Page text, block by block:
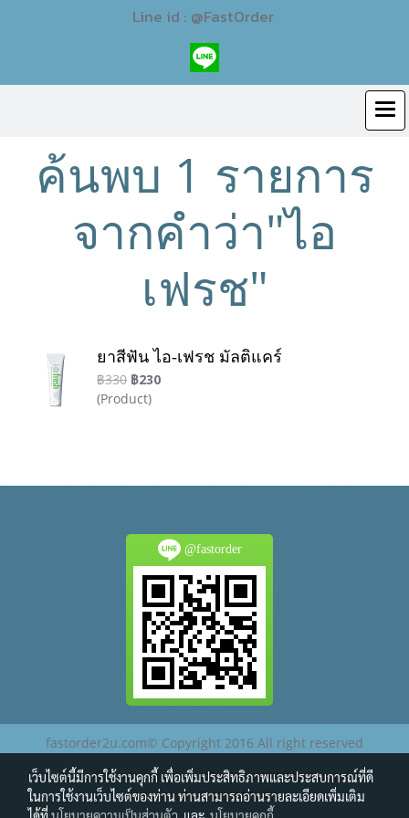
Line id : @FastOrder
ค้นพบ 1 รายการ
จากคำว่า"ไอ
เฟรช"
ยาสีฟัน ไอ-เฟรช มัลติแคร์
฿330 ฿230
(Product)
@fastorder
fastorder2u.com© Copyright 2016 All right reserved
เว็บไซต์นี้จัดทำโดยผู้ร่วมธุรกิจ RS ULIFE ผู้จัดจำหน่าย
รหัสสมาชิก THN0013678
เว็บไซต์นี้มีการใช้งานคุกกี้ เพื่อเพิ่มประสิทธิภาพและประสบการณ์ที่ดี
ในการใช้งานเว็บไซต์ของท่าน ท่านสามารถอ่านรายละเอียดเพิ่มเติม